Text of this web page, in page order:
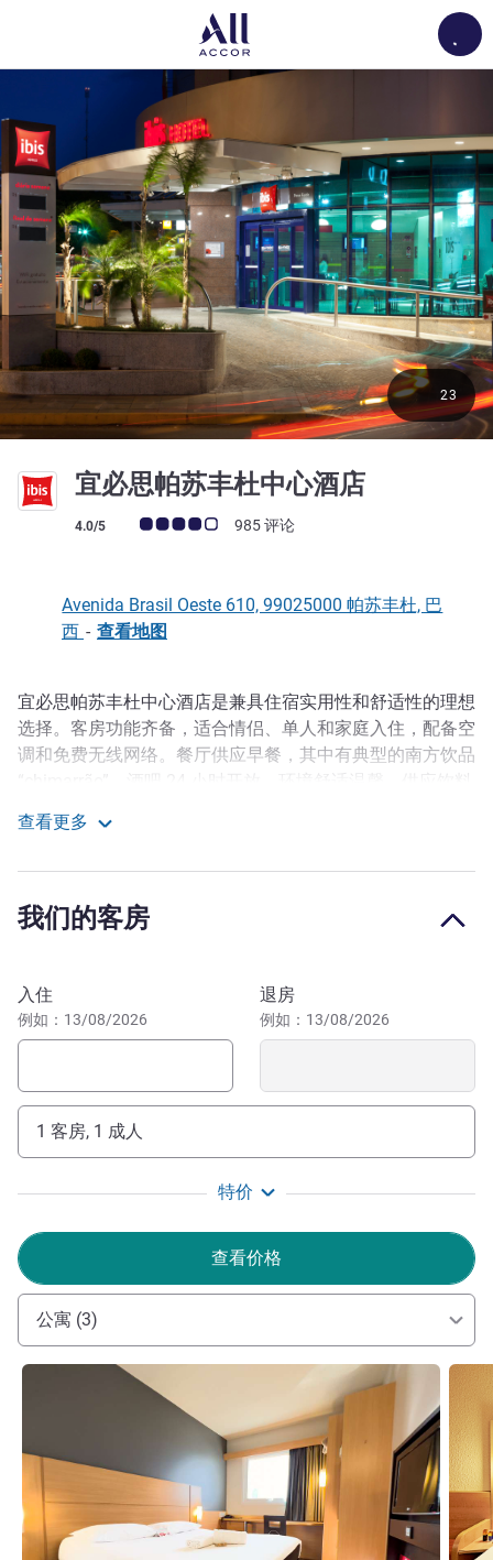
宜必思帕苏丰杜中心酒店
客户意见评级 (ALL 评级)
4.0/5 985 评论
23
Avenida Brasil Oeste 610, 99025000 帕苏丰杜, 巴
西 - 查看地图
描述
宜必思帕苏丰杜中心酒店是兼具住宿实用性和舒适性的理想
选择。客房功能齐备，适合情侣、单人和家庭入住，配备空
调和免费无线网络。餐厅供应早餐，其中有典型的南方饮品
必思酒店允许携带宠物入住。
宜必思帕苏丰杜中心酒店位于主要的商业街 Brasil Oeste 大
街，这里遍布各行各业的企业商家。从酒店步行 2 分钟即
可到达 Ruth Schneider 博物馆，其建筑历史悠久，设有展
公园。如果想了解当地文化，可前往距酒店 2 分钟车程的
Marechal Floriano 广场，或者在国际民俗节期间来游览这
座城市。
越，价格经济实惠，非常适合游览城市景点。无论是商务游
还是休闲游，都欢迎您立即预订宜必思帕苏丰杜中心酒店。
欢迎光临宜必思帕苏丰杜中心酒店！衷心祝您入住愉快！
Jéssica Campo 酒店管理
查看更多
我们的客房
预订此酒店
入住
例如：13/08/2026
退房
例如：13/08/2026
1 客房, 1 成人
特价
查看价格
公寓 (3)
请参阅详情 请参